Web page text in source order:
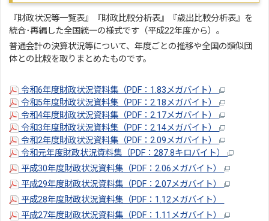
『財政状況等一覧表』『財政比較分析表』『歳出比較分析表』を
統合･再編した全国統一の様式です（平成22年度から）。
普通会計の決算状況等について、年度ごとの推移や全国の類似団
体との比較を取りまとめたものです。
令和6年度財政状況資料集（PDF：1.83メガバイト）
令和5年度財政状況資料集（PDF：2.18メガバイト）
令和4年度財政状況資料集（PDF：2.17メガバイト）
令和3年度財政状況資料集（PDF：2.14メガバイト）
令和2年度財政状況資料集（PDF：2.09メガバイト）
令和元年度財政状況資料集（PDF：287.8キロバイト）
平成30年度財政状況資料集（PDF：2.06メガバイト）
平成29年度財政状況資料集（PDF：2.07メガバイト）
平成28年度財政状況資料集（PDF：1.12メガバイト）
平成27年度財政状況資料集（PDF：1.11メガバイト）